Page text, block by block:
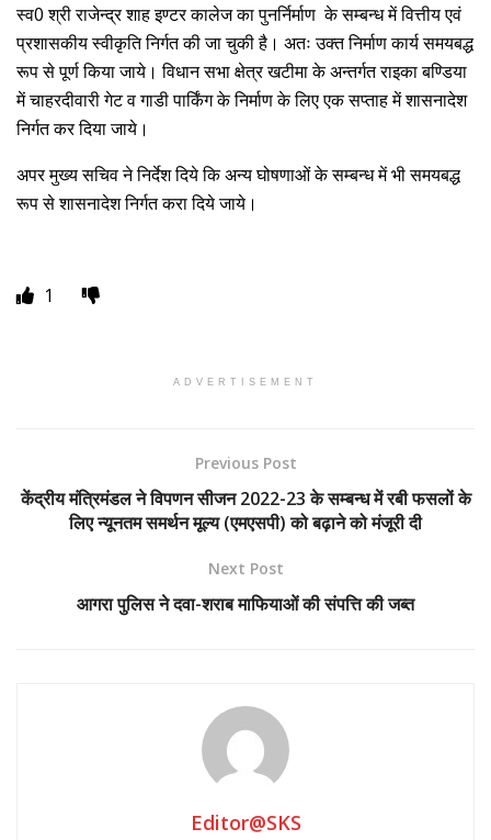
स्व0 श्री राजेन्द्र शाह इण्टर कालेज का पुनर्निर्माण के सम्बन्ध में वित्तीय एवं
प्रशासकीय स्वीकृति निर्गत की जा चुकी है। अतः उक्त निर्माण कार्य समयबद्ध
रूप से पूर्ण किया जाये। विधान सभा क्षेत्र खटीमा के अन्तर्गत राइका बण्डिया
में चाहरदीवारी गेट व गाडी पार्किंग के निर्माण के लिए एक सप्ताह में शासनादेश
निर्गत कर दिया जाये।
अपर मुख्य सचिव ने निर्देश दिये कि अन्य घोषणाओं के सम्बन्ध में भी समयबद्ध
रूप से शासनादेश निर्गत करा दिये जाये।
1
ADVERTISEMENT
Previous Post
केंद्रीय मंत्रिमंडल ने विपणन सीजन 2022-23 के सम्बन्ध में रबी फसलों के
लिए न्यूनतम समर्थन मूल्य (एमएसपी) को बढ़ाने को मंजूरी दी
Next Post
आगरा पुलिस ने दवा-शराब माफियाओं की संपत्ति की जब्त
Editor@SKS